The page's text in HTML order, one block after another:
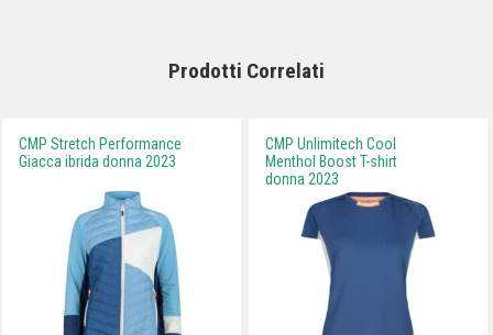
Prodotti Correlati
CMP Stretch Performance
Giacca ibrida donna 2023
CMP Unlimitech Cool
Menthol Boost T-shirt
donna 2023